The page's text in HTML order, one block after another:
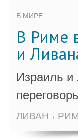
В МИРЕ
В Риме
и
Израиль и
ЛИВАН